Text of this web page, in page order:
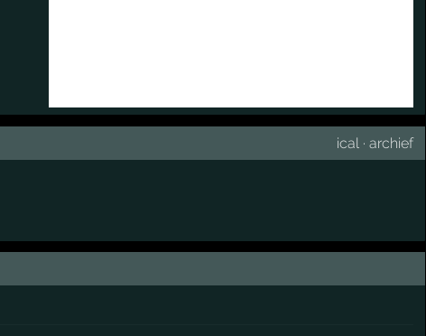
ical ·archief